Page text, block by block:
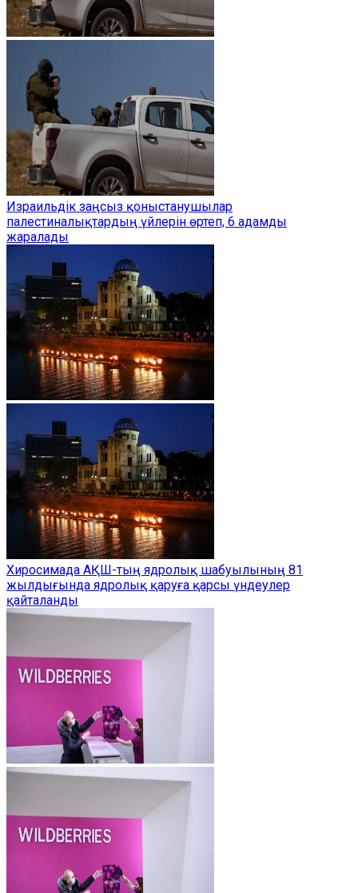
Израильдік заңсыз қоныстанушылар
палестиналықтардың үйлерін өртеп, 6 адамды
жаралады
Хиросимада АҚШ-тың ядролық шабуылының 81
жылдығында ядролық қаруға қарсы үндеулер
қайталанды